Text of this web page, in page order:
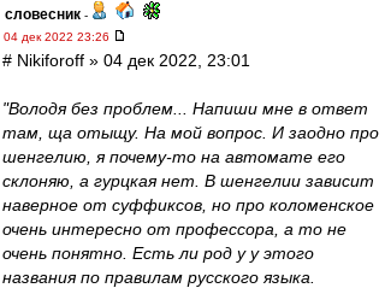
словесник -
04 дек 2022 23:26
# Nikiforoff » 04 дек 2022, 23:01
"Володя без проблем... Напиши мне в ответ
там, ща отыщу. На мой вопрос. И заодно про
шенгелию, я почему-то на автомате его
склоняю, а гурцкая нет. В шенгелии зависит
наверное от суффиксов, но про коломенское
очень интересно от профессора, а то не
очень понятно. Есть ли род у у этого
названия по правилам русского языка.